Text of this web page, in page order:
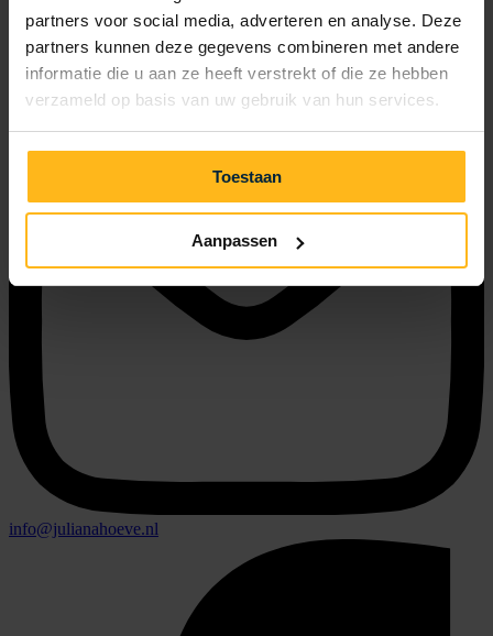
partners voor social media, adverteren en analyse. Deze
partners kunnen deze gegevens combineren met andere
informatie die u aan ze heeft verstrekt of die ze hebben
verzameld op basis van uw gebruik van hun services.
Toestaan
Aanpassen
info@julianahoeve.nl